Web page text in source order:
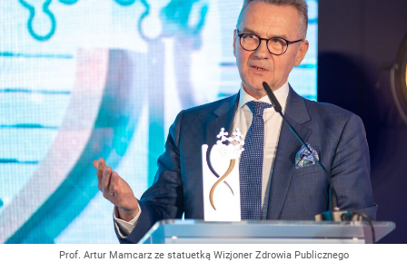
Prof. Artur Mamcarz ze statuetką Wizjoner Zdrowia Publicznego